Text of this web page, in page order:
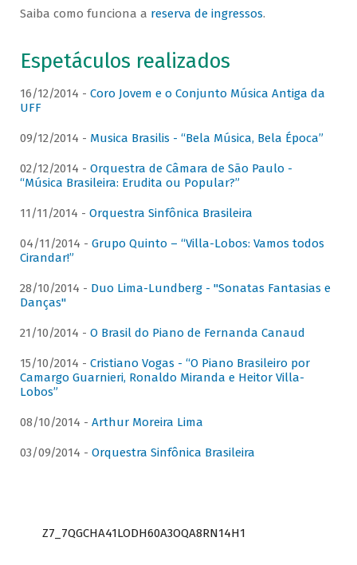
Saiba como funciona a reserva de ingressos.
Espetáculos realizados
16/12/2014 - Coro Jovem e o Conjunto Música Antiga da
UFF
09/12/2014 - Musica Brasilis - “Bela Música, Bela Época”
02/12/2014 - Orquestra de Câmara de São Paulo -
“Música Brasileira: Erudita ou Popular?”
11/11/2014 - Orquestra Sinfônica Brasileira
04/11/2014 - Grupo Quinto – “Villa-Lobos: Vamos todos
Cirandar!”
28/10/2014 - Duo Lima-Lundberg - "Sonatas Fantasias e
Danças"
21/10/2014 - O Brasil do Piano de Fernanda Canaud
15/10/2014 - Cristiano Vogas - “O Piano Brasileiro por
Camargo Guarnieri, Ronaldo Miranda e Heitor Villa-
Lobos”
08/10/2014 - Arthur Moreira Lima
03/09/2014 - Orquestra Sinfônica Brasileira
Z7_7QGCHA41LODH60A3OQA8RN14H1